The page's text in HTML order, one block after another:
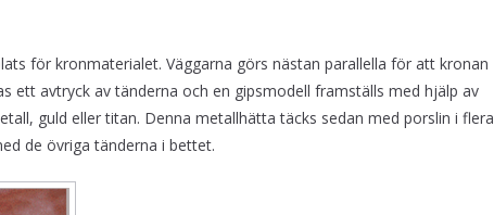
för kronmaterialet. Väggarna görs nästan parallella för att kronan
ett avtryck av tänderna och en gipsmodell framställs med hjälp av
guld eller titan. Denna metallhätta täcks sedan med porslin i flera
de övriga tänderna i bettet.